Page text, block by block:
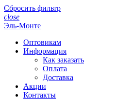
Сбросить фильтр
close
Эль-Монте
Оптовикам
Информация
Как заказать
Оплата
Доставка
Акции
Контакты